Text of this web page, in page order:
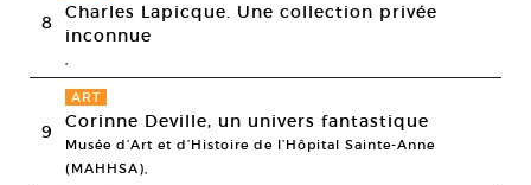
8
Charles Lapicque. Une collection privée
inconnue
,
9
ART
Corinne Deville, un univers fantastique
Musée d’Art et d’Histoire de l’Hôpital Sainte-Anne
(MAHHSA),